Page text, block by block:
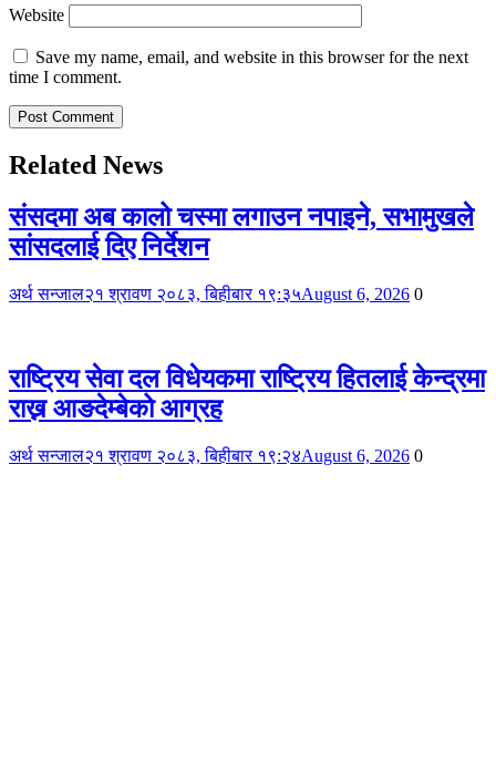
Website
Save my name, email, and website in this browser for the next
time I comment.
Related News
संसदमा अब कालो चस्मा लगाउन नपाइने, सभामुखले
सांसदलाई दिए निर्देशन
अर्थ सन्जाल२१ श्रावण २०८३, बिहीबार १९:३५August 6, 2026 0
राष्ट्रिय सेवा दल विधेयकमा राष्ट्रिय हितलाई केन्द्रमा
राख्न आङदेम्बेको आग्रह
अर्थ सन्जाल२१ श्रावण २०८३, बिहीबार १९:२४August 6, 2026 0